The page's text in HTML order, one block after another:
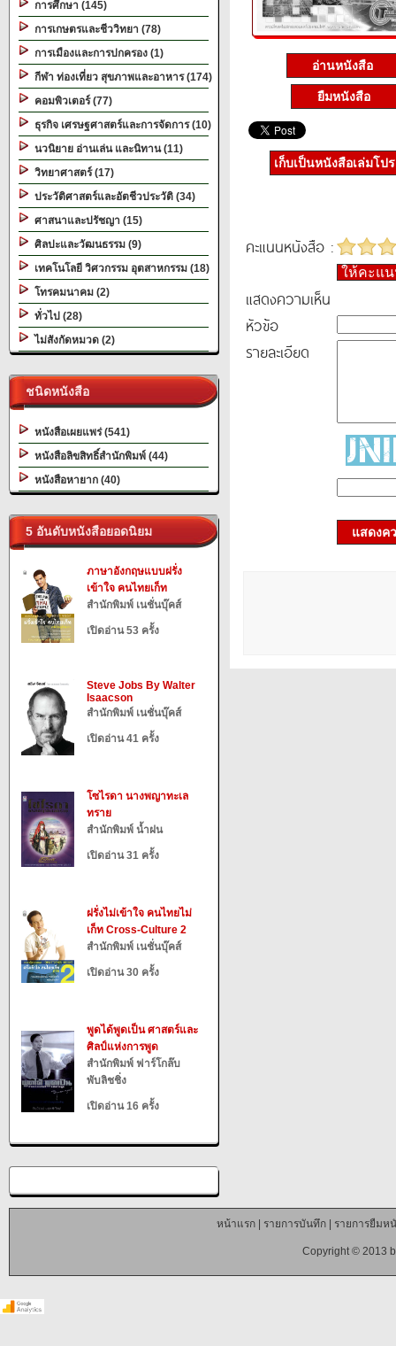
การศึกษา (145)
การเกษตรและชีววิทยา (78)
การเมืองและการปกครอง (1)
กีฬา ท่องเที่ยว สุขภาพและอาหาร (174)
คอมพิวเตอร์ (77)
ธุรกิจ เศรษฐศาสตร์และการจัดการ (10)
นวนิยาย อ่านเล่น และนิทาน (11)
วิทยาศาสตร์ (17)
ประวัติศาสตร์และอัตชีวประวัติ (34)
ศาสนาและปรัชญา (15)
ศิลปะและวัฒนธรรม (9)
เทคโนโลยี วิศวกรรม อุตสาหกรรม (18)
โทรคมนาคม (2)
ทั่วไป (28)
ไม่สังกัดหมวด (2)
ชนิดหนังสือ
หนังสือเผยแพร่ (541)
หนังสือลิขสิทธิ์สำนักพิมพ์ (44)
หนังสือหายาก (40)
5 อันดับหนังสือยอดนิยม
ภาษาอังกฤษแบบฝรั่ง
เข้าใจ คนไทยเก็ท
สำนักพิมพ์ เนชั่นบุ๊คส์
เปิดอ่าน 53 ครั้ง
Steve Jobs By Walter
Isaacson
สำนักพิมพ์ เนชั่นบุ๊คส์
เปิดอ่าน 41 ครั้ง
โซไรดา นางพญาทะเล
ทราย
สำนักพิมพ์ น้ำฝน
เปิดอ่าน 31 ครั้ง
ฝรั่งไม่เข้าใจ คนไทยไม่
เก็ท Cross-Culture 2
สำนักพิมพ์ เนชั่นบุ๊คส์
เปิดอ่าน 30 ครั้ง
พูดได้พูดเป็น ศาสตร์และ
ศิลป์แห่งการพูด
สำนักพิมพ์ ฟาร์โกล๊บ
พับลิชชิ่ง
เปิดอ่าน 16 ครั้ง
อ่านหนังสือ
ยืมหนังสือ
เก็บเป็นหนังสือเล่มโป
คะแนนหนังสือ :
ให้คะแ
แสดงความเห็น
หัวข้อ
รายละเอียด
แสดงค
หน้าแรก| รายการบันทึก| รายการยืมห
Copyright © 2013